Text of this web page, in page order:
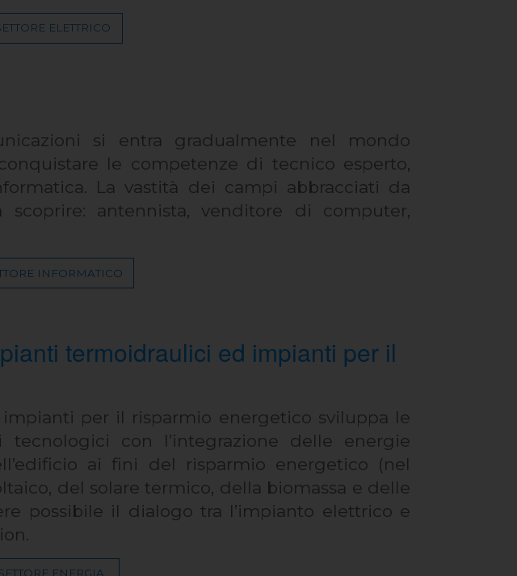
ELETTRICO
si entra gradualmente nel mondo
le competenze di tecnico esperto,
La vastità dei campi abbracciati da
antennista, venditore di computer,
INFORMATICO
termoidraulici ed impianti per il
per il risparmio energetico sviluppa le
tecnologici con l’integrazione delle energie
ai fini del risparmio energetico (nel
del solare termico, della biomassa e delle
possibile il dialogo tra l’impianto elettrico e
ENERGIA